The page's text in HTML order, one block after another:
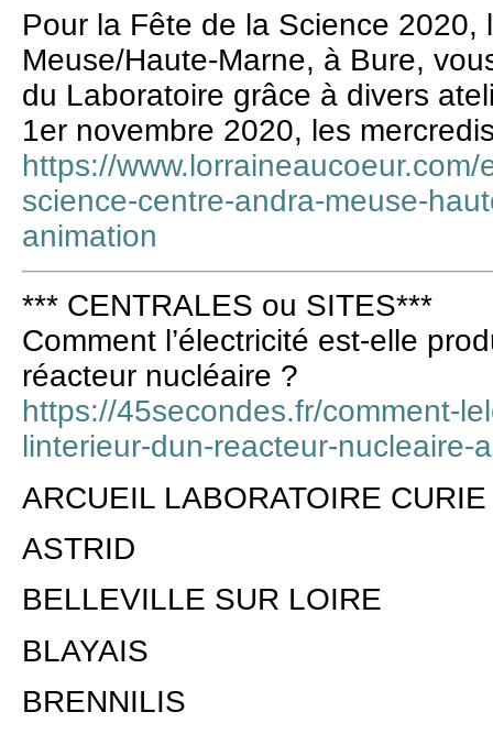
Pour la Fête de la Science 2020,
Meuse/Haute-Marne, à Bure,
du Laboratoire grâce à divers
1er novembre 2020, les
https://
science-centre-andra-meuse-
animation
*** CENTRALES ou SITES***
Comment l’électricité est-elle
réacteur nucléaire ?
https://45secondes.fr/comment-
linterieur-dun-reacteur-nucleaire-
ARCUEIL LABORATOIRE CURIE
ASTRID
BELLEVILLE SUR LOIRE
BLAYAIS
BRENNILIS